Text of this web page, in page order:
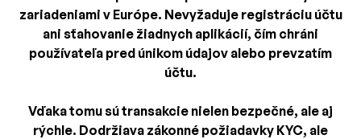
zariadeniami v Európe. Nevyžaduje registráciu účtu
ani sťahovanie žiadnych aplikácií, čím chráni
používateľa pred únikom údajov alebo prevzatím
účtu.
Vďaka tomu sú transakcie nielen bezpečné, ale aj
rýchle. Dodržiava zákonné požiadavky KYC, ale